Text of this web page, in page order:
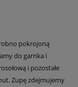
pokrojoną
do garnka i
i pozostałe
Zupę zdejmujemy